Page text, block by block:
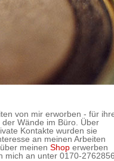
von mir erworben - für
Wände im Büro. Über
Kontakte wurden sie
an meinen Arbeiten
meinen Shop erwerben
mich an unter 0170-2762856.